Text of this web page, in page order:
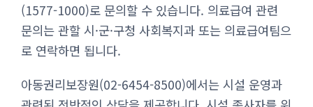
(1577-1000)로 문의할 수 있습니다. 의료급여 관련
문의는 관할 시·군·구청 사회복지과 또는 의료급여팀으
로 연락하면 됩니다.
아동권리보장원(02-6454-8500)에서는 시설 운영과